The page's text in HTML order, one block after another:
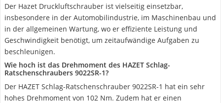
Der Hazet Druckluftschrauber ist vielseitig einsetzbar,
insbesondere in der Automobilindustrie, im Maschinenbau und
in der allgemeinen Wartung, wo er effiziente Leistung und
Geschwindigkeit benötigt, um zeitaufwändige Aufgaben zu
beschleunigen.
Wie hoch ist das Drehmoment des HAZET Schlag-
Ratschenschraubers 9022SR-1?
Der HAZET Schlag-Ratschenschrauber 9022SR-1 hat ein sehr
hohes Drehmoment von 102 Nm. Zudem hat er einen